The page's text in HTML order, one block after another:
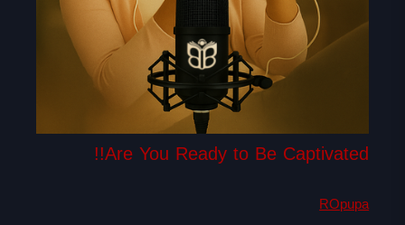
Are You Ready to Be Captivated!!
ROpupa